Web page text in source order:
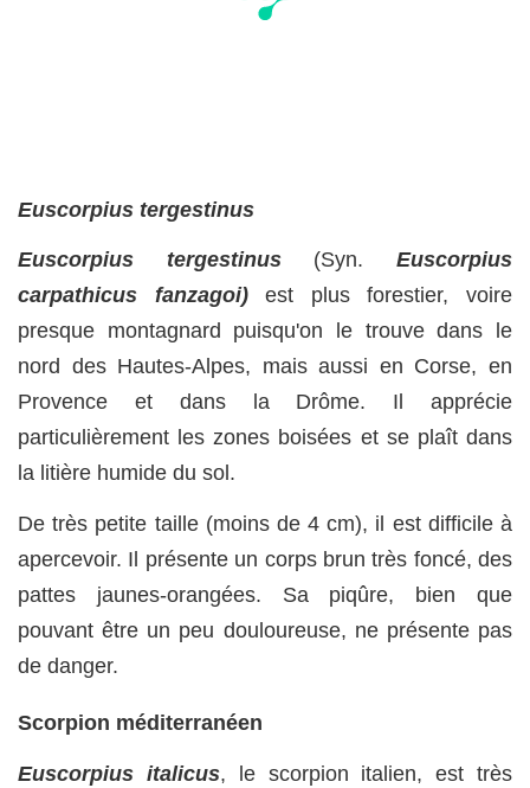
Euscorpius tergestinus
Euscorpius tergestinus(Syn.Euscorpius
carpathicus
fanzagoi)est plus forestier, voire
presque montagnard puisqu'on le trouve dans le
nord des Hautes-Alpes, mais aussi en Corse, en
Provence et dans la Drôme. Il apprécie
particulièrement les zones boisées et se plaît dans
la litière humide du sol.
De très petite taille (moins de 4 cm), il est difficile à
apercevoir. Il présente un corps brun très foncé, des
pattes jaunes-orangées. Sa piqûre, bien que
pouvant être un peu douloureuse, ne présente pas
de danger.
Scorpion méditerranéen
Euscorpius italicus, le scorpion italien, est très